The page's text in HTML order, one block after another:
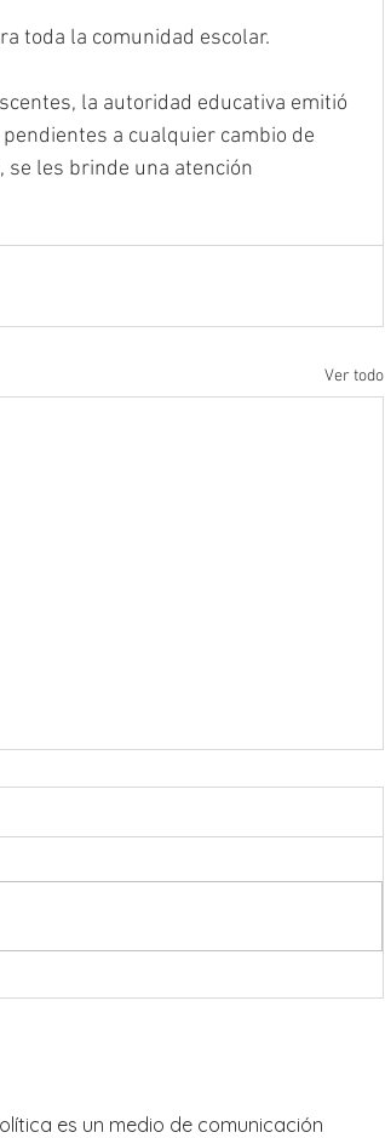
toda la comunidad escolar.
la autoridad educativa emitió
a cualquier cambio de
se les brinde una atención
Ver todo
es un medio de comunicación